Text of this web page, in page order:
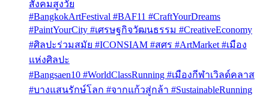
สังคมสูงวัย
#BangkokArtFestival #BAF11 #CraftYourDreams
#PaintYourCity #เศรษฐกิจวัฒนธรรม #CreativeEconomy
#ศิลปะร่วมสมัย #ICONSIAM #สศร #ArtMarket #เมือง
แห่งศิลปะ
#Bangsaen10 #WorldClassRunning #เมืองกีฬาเวิลด์คลาส
#บางแสนรักษ์โลก #จากแก้วสู่กล้า #SustainableRunning